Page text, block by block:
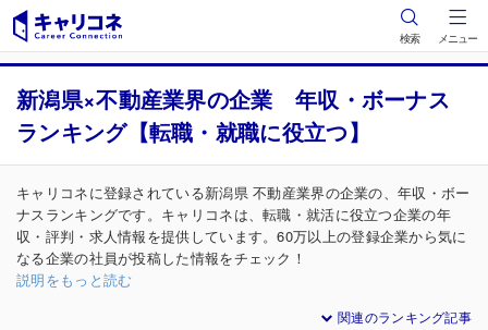
検索 メニュー
新潟県×不動産業界の企業 年収・ボーナス
ランキング【転職・就職に役立つ】
キャリコネに登録されている新潟県 不動産業界の企業の、年収・ボー
ナスランキングです。キャリコネは、転職・就活に役立つ企業の年
収・評判・求人情報を提供しています。60万以上の登録企業から気に
なる企業の社員が投稿した情報をチェック！
説明をもっと読む
関連のランキング記事